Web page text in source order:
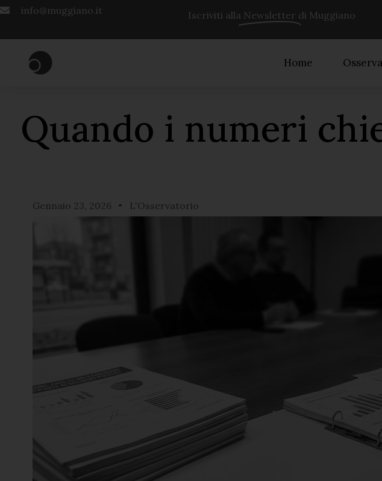
info@muggiano.it Iscriviti alla Newsletter di Muggiano
Home
Quando i numeri
Gennaio 23, 2026 L'Osservatorio